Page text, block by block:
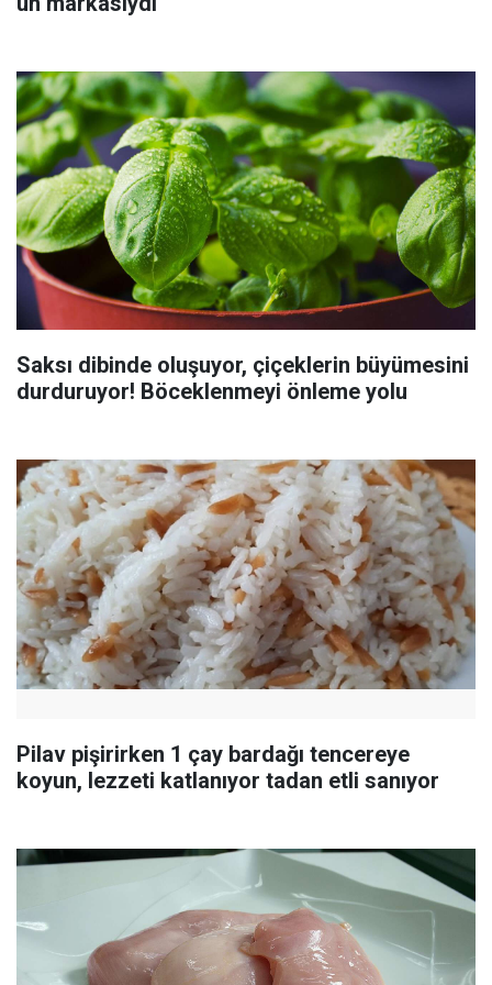
Saksı dibinde oluşuyor, çiçeklerin büyümesini
durduruyor! Böceklenmeyi önleme yolu
Pilav pişirirken 1 çay bardağı tencereye
koyun, lezzeti katlanıyor tadan etli sanıyor